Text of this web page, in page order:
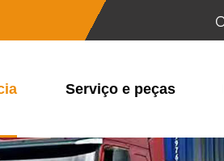
Serviço e peças